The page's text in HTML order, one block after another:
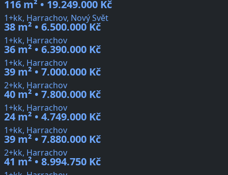
116 m² • 19.249.000 Kč
1+kk, Harrachov, Nový Svět
38 m² • 6.500.000 Kč
1+kk, Harrachov
36 m² • 6.390.000 Kč
1+kk, Harrachov
39 m² • 7.000.000 Kč
2+kk, Harrachov
40 m² • 7.800.000 Kč
1+kk, Harrachov
24 m² • 4.749.000 Kč
1+kk, Harrachov
39 m² • 7.880.000 Kč
2+kk, Harrachov
41 m² • 8.994.750 Kč